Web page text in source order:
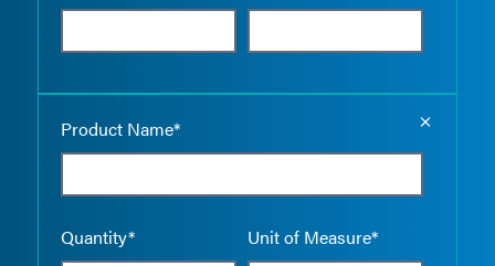
Product Name*
Quantity* Unit of Measure*